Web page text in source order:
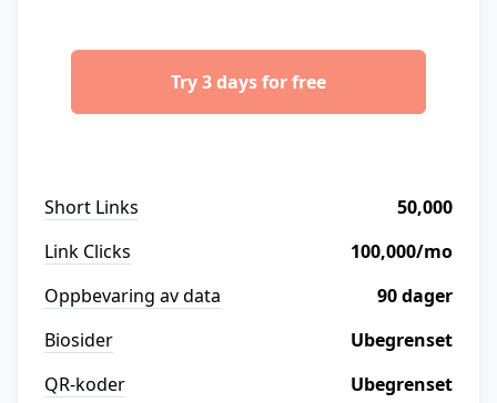
Try 3 days for free
Short Links
50,000
Link Clicks
100,000/mo
Oppbevaring av data
90 dager
Biosider
Ubegrenset
QR-koder
Ubegrenset